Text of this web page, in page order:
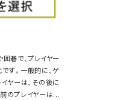
碁で、プレイヤー
す。一般的に、ゲ
ヤーは、その後に
のプレイヤーは...